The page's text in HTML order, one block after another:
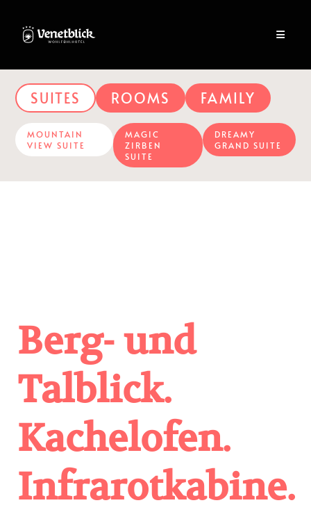
SUITES ROOMS FAMILY
MOUNTAIN
VIEW SUITE
MAGIC
ZIRBEN
SUITE
DREAMY
GRAND SUITE
Berg- und
Talblick.
Kachelofen.
Infrarotkabine.